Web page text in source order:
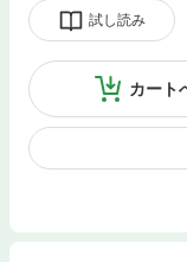
試し読み
カート